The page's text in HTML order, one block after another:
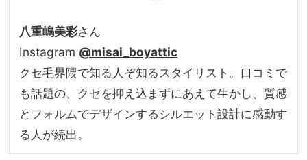
八重嶋美彩さん
Instagram @misai_boyattic
クセ毛界隈で知る人ぞ知るスタイリスト。口コミで
も話題の、クセを抑え込まずにあえて生かし、質感
とフォルムでデザインするシルエット設計に感動す
る人が続出。